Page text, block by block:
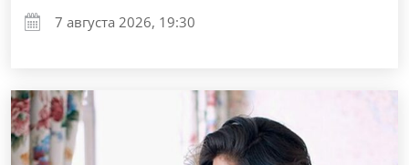
7 августа 2026, 19:30